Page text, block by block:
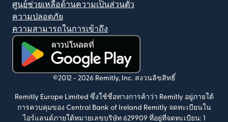
ศูนย์ช่วยเหลือด้านความเป็นส่วนตัว
ความปลอดภัย
ความสามารถในการเข้าถึง
(เปิดในหน้าต่างใหม่)
©2012 - 2026 Remitly, Inc. สงวนลิขสิทธิ์
Remitly Europe Limited ซึ่งใช้ชื่อทางการค้าว่า Remitly อยู่ภายใต้
การควบคุมของ Central Bank of Ireland Remitly จดทะเบียนใน
ไอร์แลนด์ภายใต้หมายเลขบริษัท 629909 ที่อยู่ที่จดทะเบียน: 1